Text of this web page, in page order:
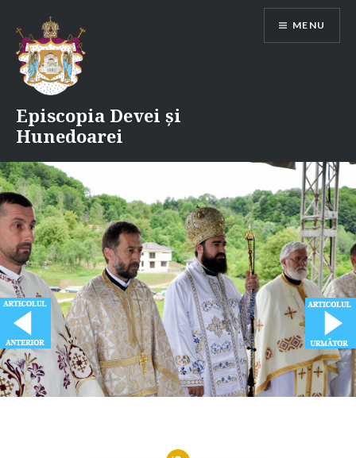
content
Episcopia Devei și
Hunedoarei
MENU